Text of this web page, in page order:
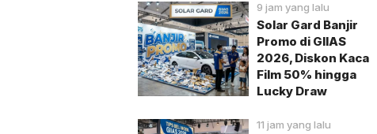
9 jam yang lalu
Solar Gard Banjir
Promo di GIIAS
2026, Diskon Kaca
Film 50% hingga
Lucky Draw
11 jam yang lalu